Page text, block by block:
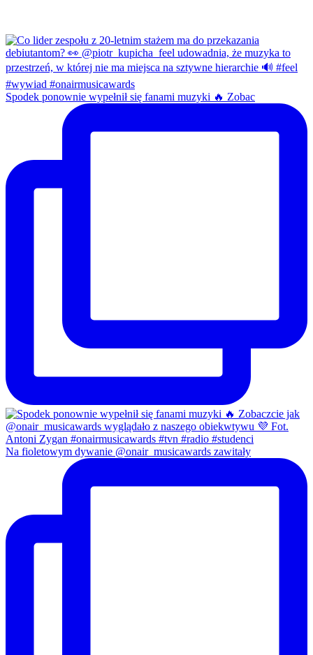
Spodek ponownie wypełnił się fanami muzyki 🔥 Zobac
Na fioletowym dywanie @onair_musicawards zawitały